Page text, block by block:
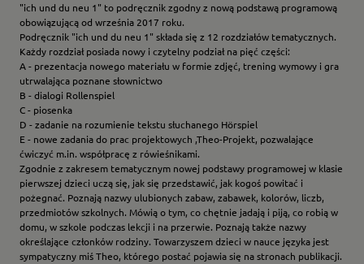
"ich und du neu 1" to podręcznik zgodny z nową podstawą programową
obowiązującą od września 2017 roku.
Podręcznik "ich und du neu 1" składa się z 12 rozdziałów tematycznych.
Każdy rozdział posiada nowy i czytelny podział na pięć części:
A - prezentacja nowego materiału w formie zdjęć, trening wymowy i gra
utrwalająca poznane słownictwo
B - dialogi Rollenspiel
C - piosenka
D - zadanie na rozumienie tekstu słuchanego Hörspiel
E - nowe zadania do prac projektowych ,Theo-Projekt, pozwalające
ćwiczyć m.in. współpracę z rówieśnikami.
Zgodnie z zakresem tematycznym nowej podstawy programowej w klasie
pierwszej dzieci uczą się, jak się przedstawić, jak kogoś powitać i
pożegnać. Poznają nazwy ulubionych zabaw, zabawek, kolorów, liczb,
przedmiotów szkolnych. Mówią o tym, co chętnie jadają i piją, co robią w
domu, w szkole podczas lekcji i na przerwie. Poznają także nazwy
określające członków rodziny. Towarzyszem dzieci w nauce języka jest
sympatyczny miś Theo, którego postać pojawia się na stronach publikacji.